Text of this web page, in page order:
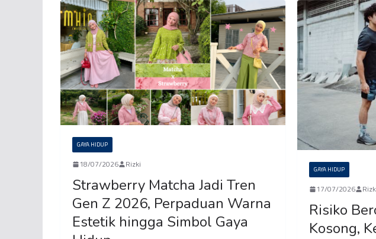
GAYA HIDUP
18/07/2026 Rizki
Strawberry Matcha Jadi Tren
Gen Z 2026, Perpaduan Warna
Estetik hingga Simbol Gaya
GAYA HIDUP
17/07/2026
Risiko
Kosong,